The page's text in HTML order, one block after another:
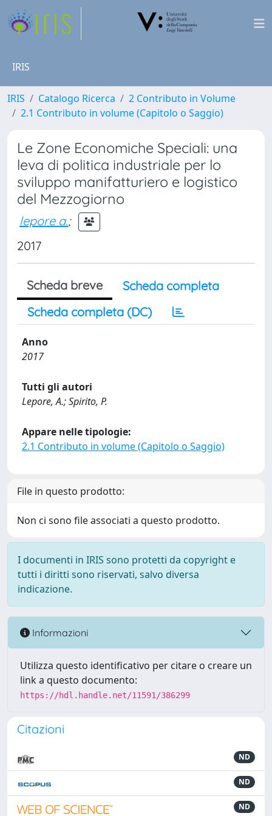
IRIS
IRIS Catalogo Ricerca
2 Contributo in Volume
2.1 Contributo in volume (Capitolo o Saggio)
Le Zone Economiche Speciali: una
leva di politica industriale per lo
sviluppo manifatturiero e logistico
del Mezzogiorno
lepore a.;
2017
Scheda breve
Scheda completa
Scheda completa (DC)
Anno
2017
Tutti gli autori
Lepore, A.; Spirito, P.
Appare nelle tipologie:
2.1 Contributo in volume (Capitolo o Saggio)
File in questo prodotto:
Non ci sono file associati a questo prodotto.
I documenti in IRIS sono protetti da copyright e
tutti i diritti sono riservati, salvo diversa
indicazione.
Informazioni
Utilizza questo identificativo per citare o creare un
link a questo documento:
https://hdl.handle.net/11591/386299
Citazioni
ND
ND
ND